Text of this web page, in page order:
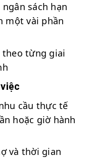
sách hạn
một vài phần
theo từng giai
cầu thực tế
hoặc giờ hành
và thời gian